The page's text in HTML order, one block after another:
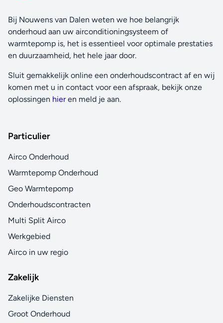
Bij Nouwens van Dalen weten we hoe belangrijk
onderhoud aan uw airconditioningsysteem of
warmtepomp is, het is essentieel voor optimale prestaties
en duurzaamheid, het hele jaar door.
Sluit gemakkelijk online een onderhoudscontract af en wij
komen met u in contact voor een afspraak, bekijk onze
oplossingen hieren meld je aan.
Particulier
Airco Onderhoud
Warmtepomp Onderhoud
Geo Warmtepomp
Onderhoudscontracten
Multi Split Airco
Werkgebied
Airco in uw regio
Zakelijk
Zakelijke Diensten
Groot Onderhoud